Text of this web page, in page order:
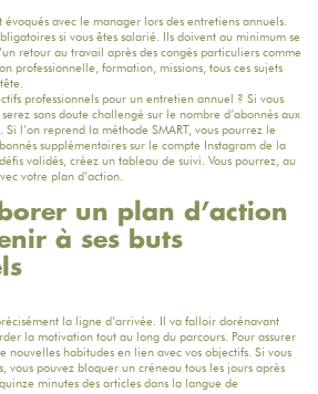
évoqués avec le manager lors des entretiens annuels.
si vous êtes salarié. Ils doivent au minimum se
retour au travail après des congés particuliers comme
professionnelle, formation, missions, tous ces sujets
professionnels pour un entretien annuel ? Si vous
sans doute challengé sur le nombre d’abonnés aux
Si l’on reprend la méthode SMART, vous pourrez le
supplémentaires sur le compte Instagram de la
validés, créez un tableau de suivi. Vous pourrez, au
votre plan d’action.
un plan d’action
à ses buts
la ligne d’arrivée. Il va falloir dorénavant
la motivation tout au long du parcours. Pour assurer
nouvelles habitudes en lien avec vos objectifs. Si vous
vous pouvez bloquer un créneau tous les jours après
minutes des articles dans la langue de